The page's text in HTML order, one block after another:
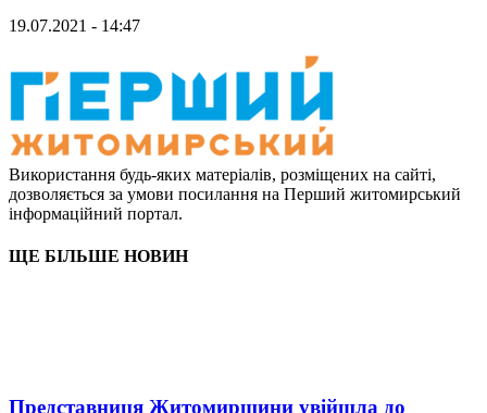
19.07.2021 - 14:47
Використання будь-яких матеріалів, розміщених на сайті,
дозволяється за умови посилання на Перший житомирський
інформаційний портал.
ЩЕ БІЛЬШЕ НОВИН
Представниця Житомирщини увійшла до